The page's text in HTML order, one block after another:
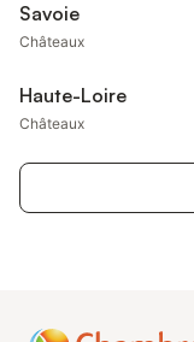
Savoie
Châteaux
Haute-Loire
Châteaux